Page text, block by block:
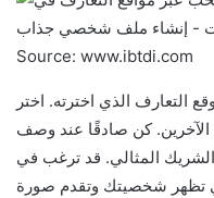
Source: www.ibtdi.com
الذي اخترته. اختر
كن صادقًا عند وصف
المثالي. قد ترغب في
تظهر شخصيتك وتقدم صورة